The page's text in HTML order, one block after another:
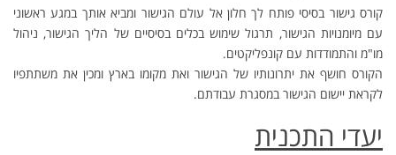
קורס גישור בסיסי פותח לך חלון אל עולם הגישור ומביא אותך במגע ראשוני
עם מיומנויות הגישור, תרגול שימוש בכלים בסיסיים של הליך הגישור, ניהול
מו"מ והתמודדות עם קונפליקטים.
הקורס חושף את יתרונותיו של הגישור ואת מקומו בארץ ומכין את משתתפיו
לקראת יישום הגישור במסגרת עבודתם.
יעדי התכנית